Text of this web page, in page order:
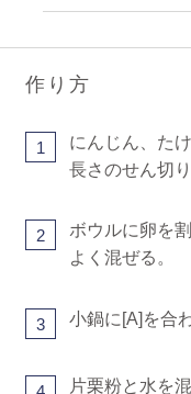
作り方
1
にんじん、た
長さのせん切り
2
ボウルに卵を
よく混ぜる。
3 小鍋に[A]を合
片栗粉と水を